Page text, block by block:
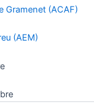
Gramenet (ACAF)
(AEM)